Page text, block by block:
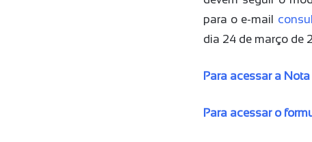
para o e-mail
dia 24 de março de
Para acessar a
Para acessar o